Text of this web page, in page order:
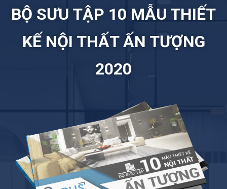
BỘ SƯU TẬP 10 MẪU THIẾT
KẾ NỘI THẤT ẤN TƯỢNG
2020